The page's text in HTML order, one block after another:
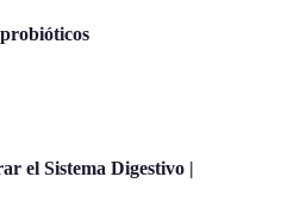
el Sistema Digestivo |